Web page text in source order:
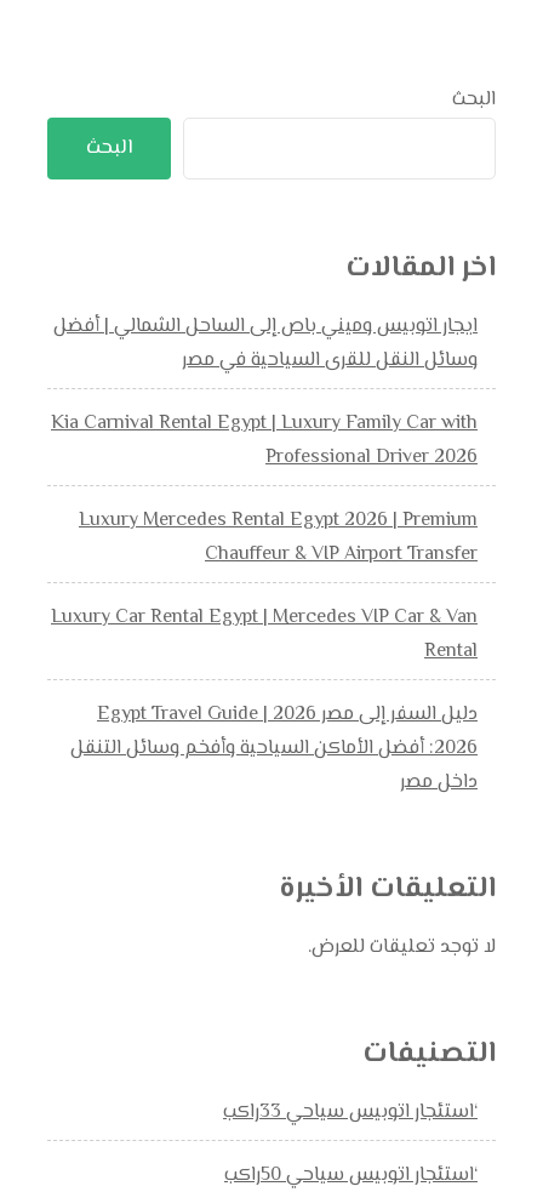
البحث
البحث
اخر المقالات
ايجار اتوبيس وميني باص إلى الساحل الشمالي | أفضل
وسائل النقل للقرى السياحية في مصر
Kia Carnival Rental Egypt | Luxury Family Car with
Professional Driver 2026
Luxury Mercedes Rental Egypt 2026 | Premium
Chauffeur & VIP Airport Transfer
Luxury Car Rental Egypt | Mercedes VIP Car & Van
Rental
دليل السفر إلى مصر 2026 | Egypt Travel Guide
2026: أفضل الأماكن السياحية وأفخم وسائل التنقل
داخل مصر
التعليقات الأخيرة
لا توجد تعليقات للعرض.
التصنيفات
‘استئجار اتوبيس سياحي 33راكب
‘استئجار اتوبيس سياحي 50راكب